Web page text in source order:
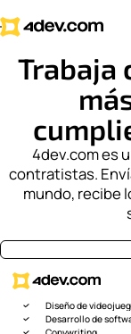
Trabaja
4dev.com es
contratistas.
mundo, recibe
Diseño de
Desarrollo de